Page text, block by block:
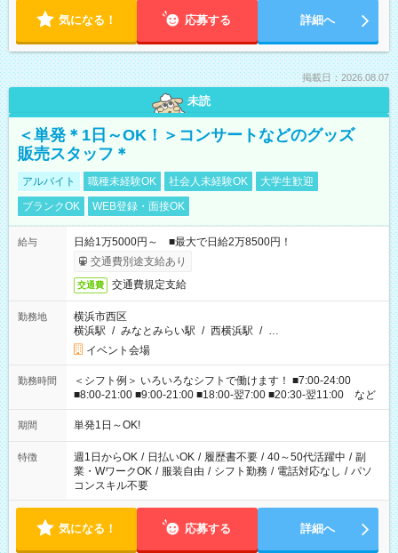
気になる！ 応募する 詳細へ
掲載日：2026.08.07
未読
＜単発＊1日～OK！＞コンサートなどのグッズ
販売スタッフ＊
アルバイト 職種未経験OK 社会人未経験OK
大学生歓迎
ブランクOK
WEB登録・面接OK
給与
日給1万5000円～ ■最大で日給2万8500円！
交通費別途支給あり
交通費 交通費規定支給
勤務地
横浜市西区
横浜駅 / みなとみらい駅 / 西横浜駅 / …
イベント会場
勤務時間
＜シフト例＞ いろいろなシフトで働けます！ ■7:00-24:00
■8:00-21:00 ■9:00-21:00 ■18:00-翌7:00 ■20:30-翌11:00 など
期間 単発1日～OK!
特徴 週1日からOK / 日払いOK / 履歴書不要 / 40～50代活躍中 / 副
業・WワークOK / 服装自由 / シフト勤務 / 電話対応なし / パソ
コンスキル不要
気になる！ 応募する 詳細へ